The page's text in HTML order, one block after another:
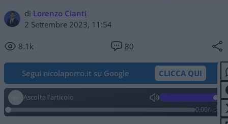
di Lorenzo Cianti
2 Settembre 2023, 11:54
8.1k 80
Segui nicolaporro.it su Google CLICCA QUI
Ascolta l'articolo
0:00/--:--